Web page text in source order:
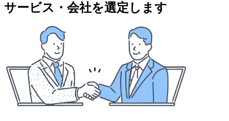
サービス・会社を選定します